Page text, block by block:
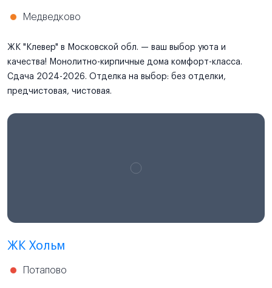
Медведково
ЖК "Клевер" в Московской обл. — ваш выбор уюта и
качества! Монолитно-кирпичные дома комфорт-класса.
Сдача 2024-2026. Отделка на выбор: без отделки,
предчистовая, чистовая.
ЖК Хольм
Потапово